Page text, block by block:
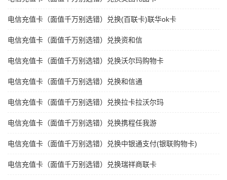
电信充值卡（面值千万别选错）兑换(百联卡)联华ok卡
电信充值卡（面值千万别选错）兑换资和信
电信充值卡（面值千万别选错）兑换沃尔玛购物卡
电信充值卡（面值千万别选错）兑换和信通
电信充值卡（面值千万别选错）兑换拉卡拉沃尔玛
电信充值卡（面值千万别选错）兑换携程任我游
电信充值卡（面值千万别选错）兑换中银通支付(银联购物卡)
电信充值卡（面值千万别选错）兑换瑞祥商联卡